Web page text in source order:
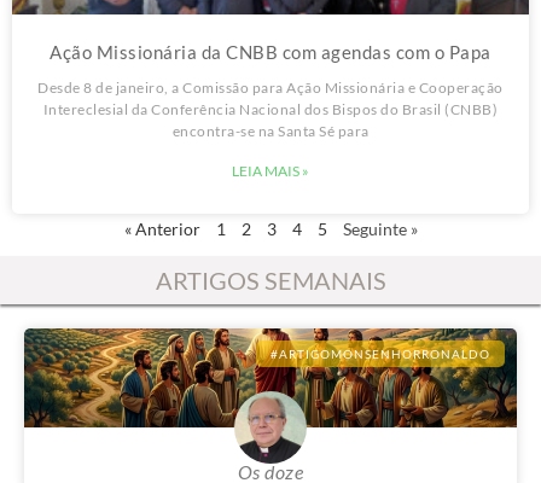
Ação Missionária da CNBB com agendas com o Papa
Desde 8 de janeiro, a Comissão para Ação Missionária e Cooperação
Intereclesial da Conferência Nacional dos Bispos do Brasil (CNBB)
Seguinte »
ARTIGOS SEMANAIS
#ARTIGOMONSENHORRONALDO